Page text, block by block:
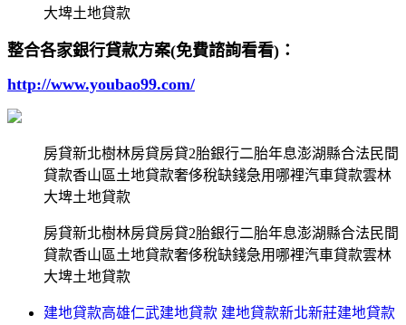
大埤土地貸款
整合各家銀行貸款方案(免費諮詢看看)：
http://www.youbao99.com/
房貸新北樹林房貸房貸2胎銀行二胎年息澎湖縣合法民間
貸款香山區土地貸款奢侈稅缺錢急用哪裡汽車貸款雲林
大埤土地貸款
房貸新北樹林房貸房貸2胎銀行二胎年息澎湖縣合法民間
貸款香山區土地貸款奢侈稅缺錢急用哪裡汽車貸款雲林
大埤土地貸款
建地貸款高雄仁武建地貸款 建地貸款新北新莊建地貸款